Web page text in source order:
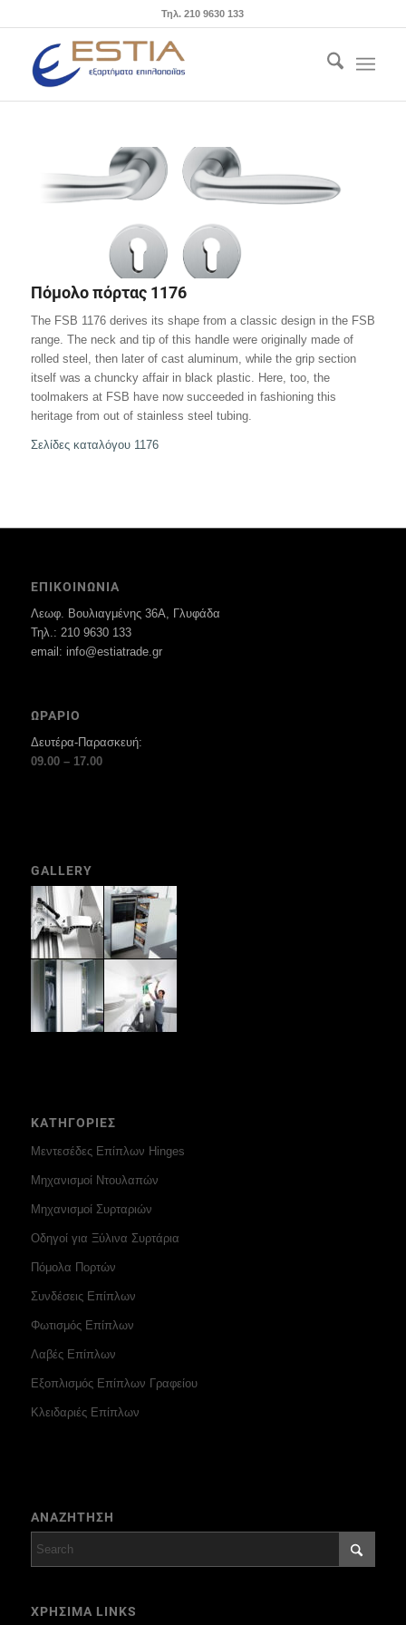
Τηλ. 210 9630 133
Πόμολο πόρτας 1176
The FSB 1176 derives its shape from a classic design in the FSB
range. The neck and tip of this handle were originally made of
rolled steel, then later of cast aluminum, while the grip section
itself was a chuncky affair in black plastic. Here, too, the
toolmakers at FSB have now succeeded in fashioning this
heritage from out of stainless steel tubing.
Σελίδες καταλόγου 1176
ΕΠΙΚΟΙΝΩΝΙΑ
Λεωφ. Βουλιαγμένης 36Α, Γλυφάδα
Τηλ.: 210 9630 133
email: info@estiatrade.gr
ΩΡΑΡΙΟ
Δευτέρα-Παρασκευή:
09.00 – 17.00
GALLERY
ΚΑΤΗΓΟΡΙΕΣ
Μεντεσέδες Επίπλων Hinges
Μηχανισμοί Ντουλαπών
Μηχανισμοί Συρταριών
Οδηγοί για Ξύλινα Συρτάρια
Πόμολα Πορτών
Συνδέσεις Επίπλων
Φωτισμός Επίπλων
Λαβές Επίπλων
Εξοπλισμός Επίπλων Γραφείου
Κλειδαριές Επίπλων
ΑΝΑΖΗΤΗΣΗ
ΧΡΗΣΙΜΑ LINKS